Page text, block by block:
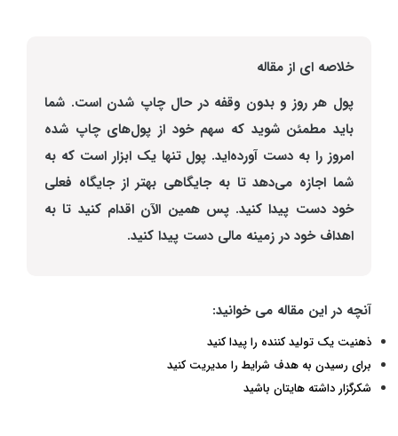
خلاصه ای از مقاله
پول هر روز و بدون وقفه در حال چاپ شدن است. شما
باید مطمئن شوید که سهم خود از پول‌های چاپ شده
امروز را به دست آورده‌اید. پول تنها یک ابزار است که به
شما اجازه می‌دهد تا به جایگاهی بهتر از جایگاه فعلی
خود دست پیدا کنید. پس همین الآن اقدام کنید تا به
اهداف خود در زمینه مالی دست پیدا کنید.
آنچه در این مقاله می خوانید:
ذهنیت یک تولید کننده را پیدا کنید
برای رسیدن به هدف شرایط را مدیریت کنید
شکرگزار داشته هایتان باشید